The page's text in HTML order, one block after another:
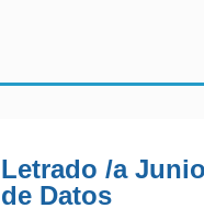
Letrado /a
de Datos